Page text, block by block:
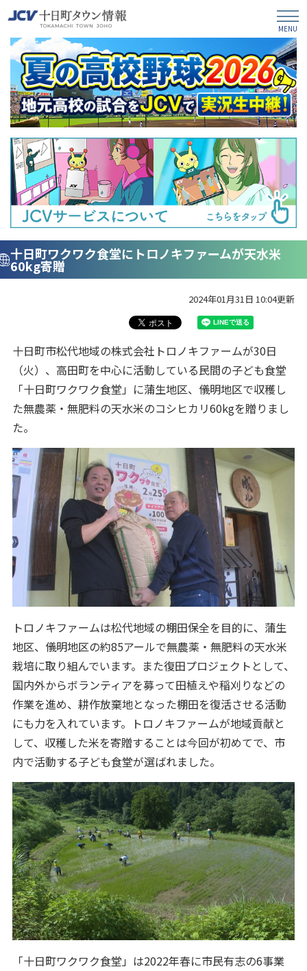
十日町ワクワク食堂にトロノキファームが天水米
60kg寄贈
2024年01月31日 10:04更新
十日町市松代地域の株式会社トロノキファームが30日
（火）、高田町を中心に活動している民間の子ども食堂
「十日町ワクワク食堂」に蒲生地区、儀明地区で収穫し
た無農薬・無肥料の天水米のコシヒカリ60kgを贈りまし
た。
トロノキファームは松代地域の棚田保全を目的に、蒲生
地区、儀明地区の約85アールで無農薬・無肥料の天水米
栽培に取り組んでいます。また復田プロジェクトとして、
国内外からボランティアを募って田植えや稲刈りなどの
作業を進め、耕作放棄地となった棚田を復活させる活動
にも力を入れています。トロノキファームが地域貢献と
して、収穫した米を寄贈することは今回が初めてで、市
内で活動する子ども食堂が選ばれました。
「十日町ワクワク食堂」は2022年春に市民有志の6事業